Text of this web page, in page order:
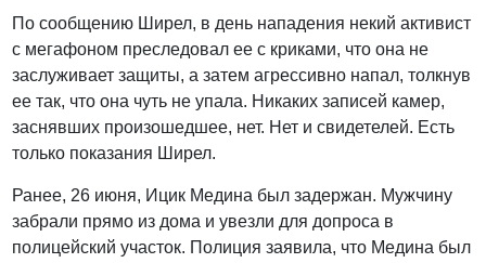
По сообщению Ширел, в день нападения некий активист
с мегафоном преследовал ее с криками, что она не
заслуживает защиты, а затем агрессивно напал, толкнув
ее так, что она чуть не упала. Никаких записей камер,
заснявших произошедшее, нет. Нет и свидетелей. Есть
только показания Ширел.
Ранее, 26 июня, Ицик Медина был задержан. Мужчину
забрали прямо из дома и увезли для допроса в
полицейский участок. Полиция заявила, что Медина был